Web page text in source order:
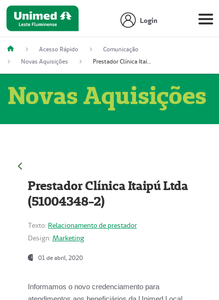
Login
Acesso Rápido
Comunicação
Novas Aquisições
Prestador Clínica Itaipú Ltda (51004348-2)
Novas Aquisições
Prestador Clínica Itaipú Ltda
(51004348-2)
Texto: Relacionamento de prestador
Design: Marketing
01 de abril, 2020
Informamos o novo credenciamento para